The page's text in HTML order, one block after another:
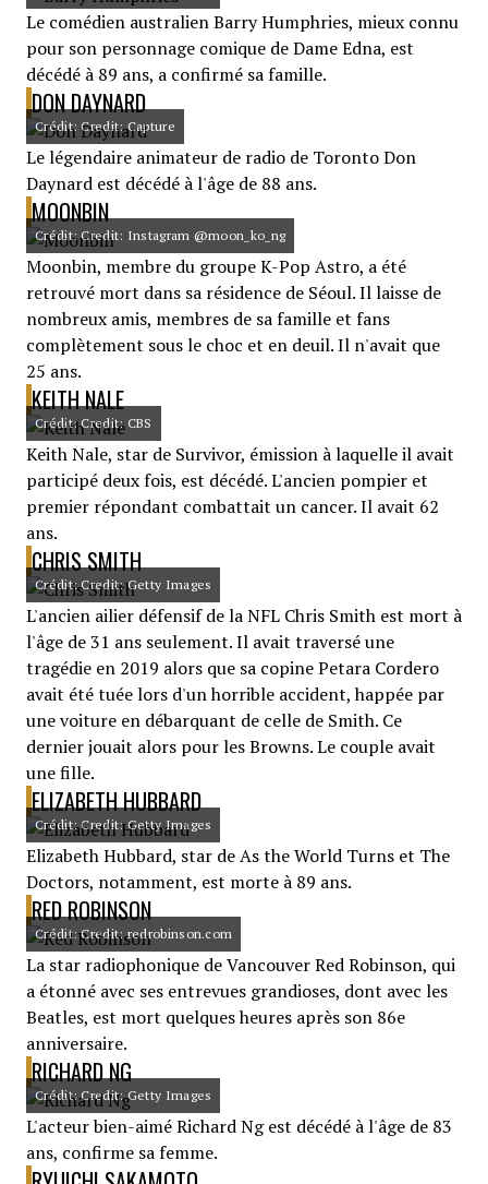
Le comédien australien Barry Humphries, mieux connu
pour son personnage comique de Dame Edna, est
décédé à 89 ans, a confirmé sa famille.
DON DAYNARD
Crédit: Credit: Capture
Le légendaire animateur de radio de Toronto Don
Daynard est décédé à l'âge de 88 ans.
MOONBIN
Crédit: Credit: Instagram @moon_ko_ng
Moonbin, membre du groupe K-Pop Astro, a été
retrouvé mort dans sa résidence de Séoul. Il laisse de
nombreux amis, membres de sa famille et fans
complètement sous le choc et en deuil. Il n'avait que
25 ans.
KEITH NALE
Crédit: Credit: CBS
Keith Nale, star de Survivor, émission à laquelle il avait
participé deux fois, est décédé. L'ancien pompier et
premier répondant combattait un cancer. Il avait 62
ans.
CHRIS SMITH
Crédit: Credit: Getty Images
L'ancien ailier défensif de la NFL Chris Smith est mort à
l'âge de 31 ans seulement. Il avait traversé une
tragédie en 2019 alors que sa copine Petara Cordero
avait été tuée lors d'un horrible accident, happée par
une voiture en débarquant de celle de Smith. Ce
dernier jouait alors pour les Browns. Le couple avait
une fille.
ELIZABETH HUBBARD
Crédit: Credit: Getty Images
Elizabeth Hubbard, star de As the World Turns et The
Doctors, notamment, est morte à 89 ans.
RED ROBINSON
Crédit: Credit: redrobinson.com
La star radiophonique de Vancouver Red Robinson, qui
a étonné avec ses entrevues grandioses, dont avec les
Beatles, est mort quelques heures après son 86e
anniversaire.
RICHARD NG
Crédit: Credit: Getty Images
L'acteur bien-aimé Richard Ng est décédé à l'âge de 83
ans, confirme sa femme.